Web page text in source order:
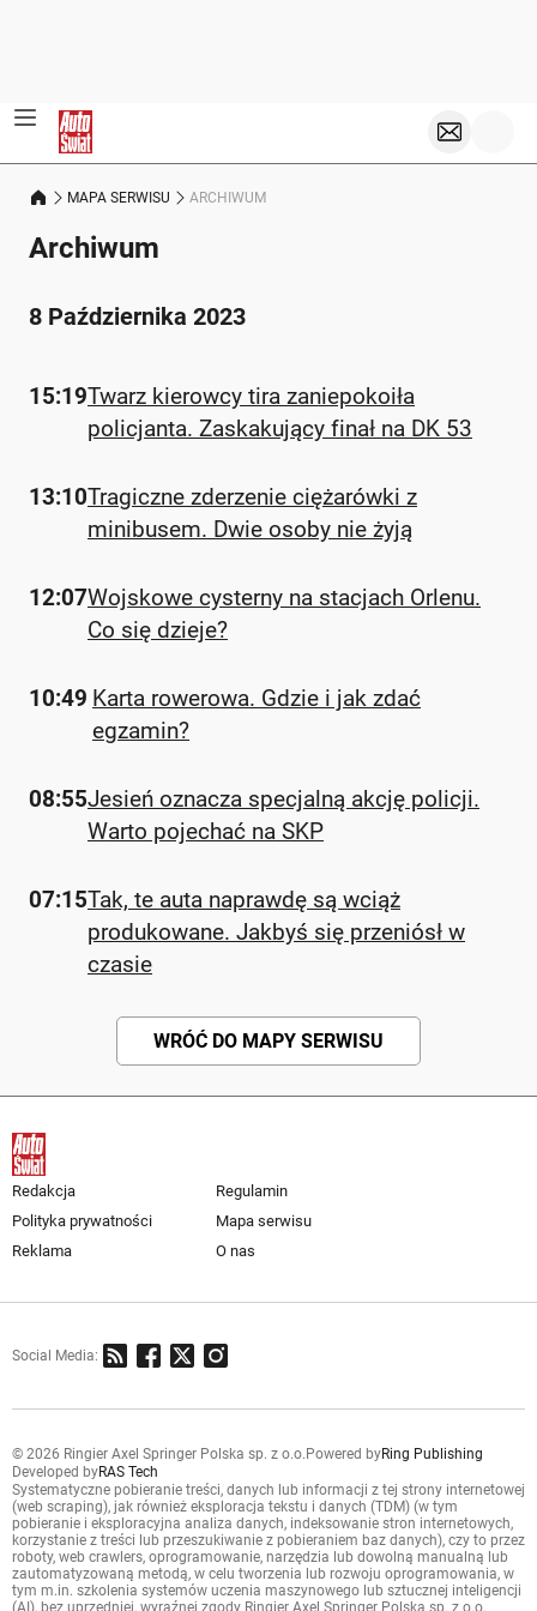
MAPA SERWISU ARCHIWUM
Archiwum
8 Października 2023
15:19Twarz kierowcy tira zaniepokoiła
policjanta. Zaskakujący finał na DK 53
13:10Tragiczne zderzenie ciężarówki z
minibusem. Dwie osoby nie żyją
12:07Wojskowe cysterny na stacjach Orlenu.
Co się dzieje?
10:49 Karta rowerowa. Gdzie i jak zdać
egzamin?
08:55Jesień oznacza specjalną akcję policji.
Warto pojechać na SKP
07:15Tak, te auta naprawdę są wciąż
produkowane. Jakbyś się przeniósł w
czasie
WRÓĆ DO MAPY SERWISU
Redakcja
Regulamin
Polityka prywatności
Mapa serwisu
Reklama
O nas
Social Media:
© 2026 Ringier Axel Springer Polska sp. z o.o. Powered byRing Publishing
Developed byRAS Tech
Systematyczne pobieranie treści, danych lub informacji z tej strony internetowej
(web scraping), jak również eksploracja tekstu i danych (TDM) (w tym
pobieranie i eksploracyjna analiza danych, indeksowanie stron internetowych,
korzystanie z treści lub przeszukiwanie z pobieraniem baz danych), czy to przez
roboty, web crawlers, oprogramowanie, narzędzia lub dowolną manualną lub
zautomatyzowaną metodą, w celu tworzenia lub rozwoju oprogramowania, w
tym m.in. szkolenia systemów uczenia maszynowego lub sztucznej inteligencji
(AI), bez uprzedniej, wyraźnej zgody Ringier Axel Springer Polska sp. z o.o.